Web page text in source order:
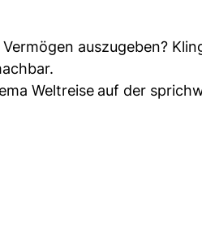
auszugeben?
Weltreise auf der